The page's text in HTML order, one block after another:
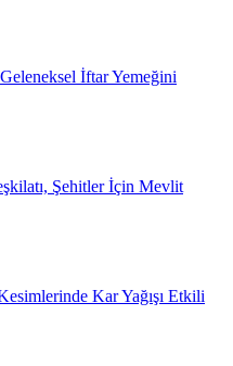
İftar Yemeğini
Şehitler İçin Mevlit
Kar Yağışı Etkili